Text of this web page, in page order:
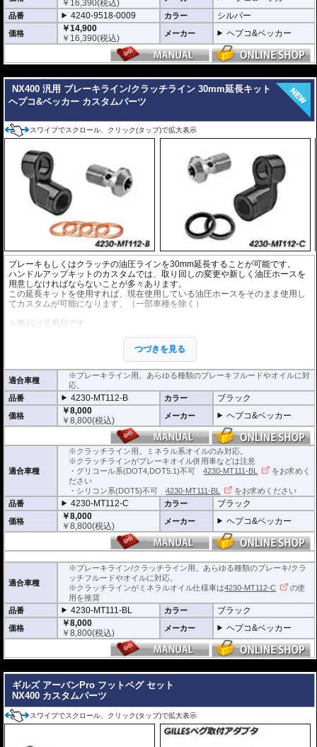
￥ 16,390(税込)
品番 4240-9518-0009 カラー シルバー
価格
￥14,900
￥ 16,390(税込) メーカー ヘプコ&ベッカー
NX400 汎用 ブレーキライン/クラッチライン 30mm延長キット
ヘプコ&ベッカー カスタムパーツ
スワイプでスクロール、クリック(タップ)で拡大表示
ブレーキもしくはクラッチの油圧ラインを30mm延長することが可能です。
ハンドルアップキットのカスタムでは、取り回しの変更や新しく油圧ホースを
用意しなければならないことが多々あります。
この延長キットを使用すれば、現在使用している油圧ホースをそのまま使用し
てカスタムが可能になります。（一部車種を除く）
※商品は汎用品です。
※安全に深く関わるパーツですので、プロショップでの交換を強くおすすめし
※ワイヤー仕様車には使用できません。
つづきを見る
適合車種
※ブレーキライン用。あらゆる種類のブレーキフルードやオイルに対
応。
品番
4230-MT112-B カラー ブラック
価格
￥8,000
￥8,800(税込) メーカー ヘプコ&ベッカー
適合車種
※クラッチライン用。ミネラル系オイルのみ対応。
※クラッチラインがブレーキオイル併用車などは注意
・グリコール系(DOT4,DOT5.1)不可4230-MT111-BL
をお求めく
ださい
・シリコン系(DOT5)不可4230-MT111-BL
をお求めください
品番
4230-MT112-C カラー ブラック
価格
￥8,000
￥8,800(税込) メーカー ヘプコ&ベッカー
適合車種
※ブレーキライン/クラッチライン用。あらゆる種類のブレーキ/クラ
ッチフルードやオイルに対応。
※クラッチラインがミネラルオイル仕様車は4230-MT112-C
の使
用を推奨
品番
4230-MT111-BL カラー ブラック
価格
￥8,000
￥8,800(税込) メーカー ヘプコ&ベッカー
ギルズ アーバンPro フットペグ セット
NX400 カスタムパーツ
スワイプでスクロール、クリック(タップ)で拡大表示